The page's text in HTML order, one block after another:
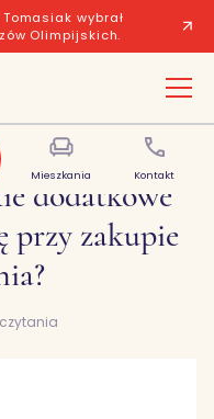
wybrał
Olimpijskich.
Mieszkania Kontakt
dodatkowe
przy zakupie